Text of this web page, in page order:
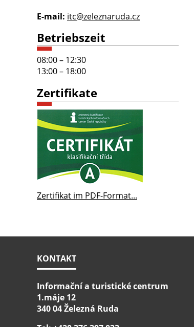
E-mail: itc@zeleznaruda.cz
Betriebszeit
08:00 – 12:30
13:00 – 18:00
Zertifikate
Zertifikat im PDF-Format...
KONTAKT
Informační a turistické centrum
1.máje 12
340 04 Železná Ruda